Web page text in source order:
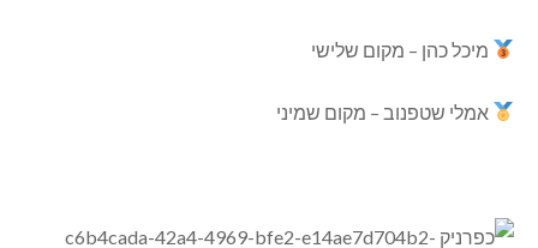
מיכל כהן – מקום שלישי
אמלי שטפנוב – מקום שמיני